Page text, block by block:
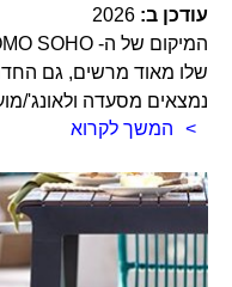
עודכן ב: 2026
שלו מאוד מרשים, גם
נמצאים מסעדה ולאונג'/
המשך לקרוא